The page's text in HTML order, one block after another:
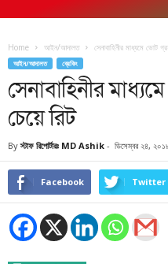
Home আইন/আদালত সেনাবাহিনীর মাধ্যমে ভোট
আইন/আদালত ব্রেকিং
সেনাবাহিনীর
চেয়ে রিট
By স্টাফ রিপোর্টারঃ MD Ashik - ডিসেম্বর ২৪,
Facebook Twitter